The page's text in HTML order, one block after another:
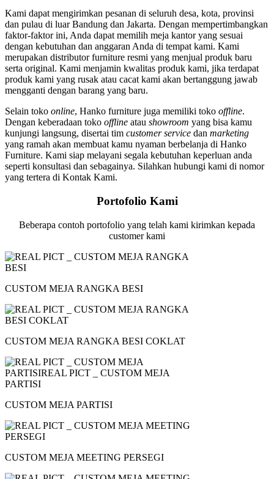
Kami dapat mengirimkan pesanan di seluruh desa, kota, provinsi
dan pulau di luar Bandung dan Jakarta. Dengan mempertimbangkan
faktor-faktor ini, Anda dapat memilih meja kantor yang sesuai
dengan kebutuhan dan anggaran Anda di tempat kami. Kami
merupakan distributor furniture resmi yang menjual produk baru
serta original. Kami menjamin kwalitas produk kami, jika terdapat
produk kami yang rusak atau cacat kami akan bertanggung jawab
mengganti dengan barang yang baru.
Selain toko online, Hanko furniture juga memiliki toko offline.
Dengan keberadaan toko offline atau showroom yang bisa kamu
kunjungi langsung, disertai tim customer service dan marketing
yang ramah akan membuat kamu nyaman berbelanja di Hanko
Furniture. Kami siap melayani segala kebutuhan keperluan anda
seperti konsultasi dan sebagainya. Silahkan hubungi kami di nomor
yang tertera di Kontak Kami.
Portofolio Kami
Beberapa contoh portofolio yang telah kami kirimkan kepada
customer kami
CUSTOM MEJA RANGKA BESI
CUSTOM MEJA RANGKA BESI COKLAT
CUSTOM MEJA PARTISI
CUSTOM MEJA MEETING PERSEGI